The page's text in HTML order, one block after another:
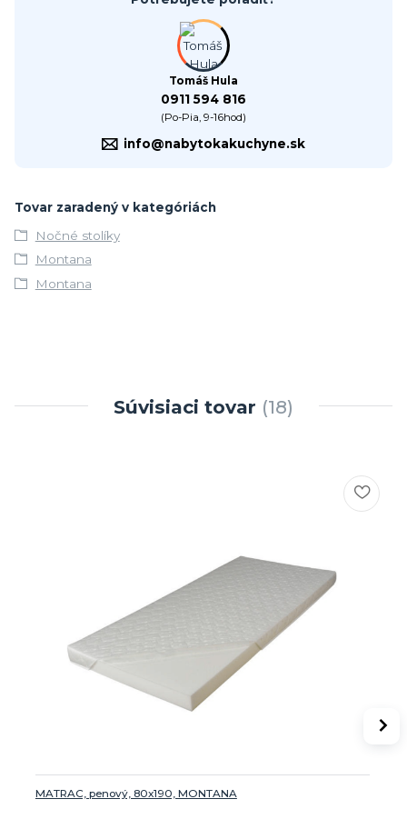
Tomáš Hula
0911 594 816
(Po-Pia, 9-16hod)
info@nabytokakuchyne.sk
Tovar zaradený v kategóriách
Nočné stolíky
Montana
Montana
Súvisiaci tovar 18
MATRAC, penový, 80x190, MONTANA